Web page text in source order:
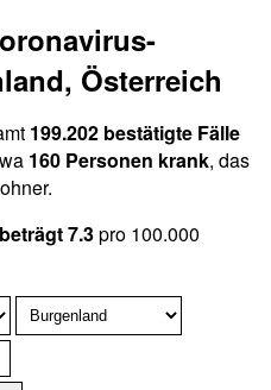
Österreich
199.202 bestätigte Fälle
160 Personen krank, das
7.3pro 100.000